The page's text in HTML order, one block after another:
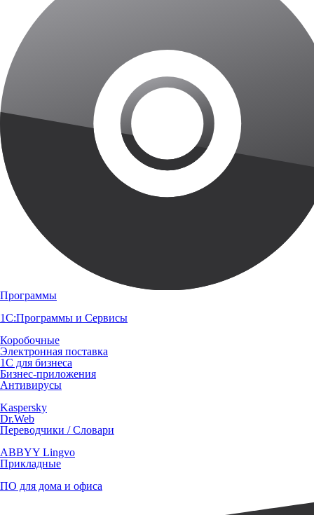
Программы
1С:Программы и Сервисы
Коробочные
Электронная поставка
1С для бизнеса
Бизнес-приложения
Антивирусы
Kaspersky
Dr.Web
Переводчики / Словари
ABBYY Lingvo
Прикладные
ПО для дома и офиса